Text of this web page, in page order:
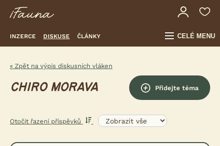
INZERCE DISKUSE ČLÁNKY CELÉ MENU
« Zpět na výpis diskusních vláken
CHIRO MORAVA Přidejte téma
Otočit řazení příspěvků